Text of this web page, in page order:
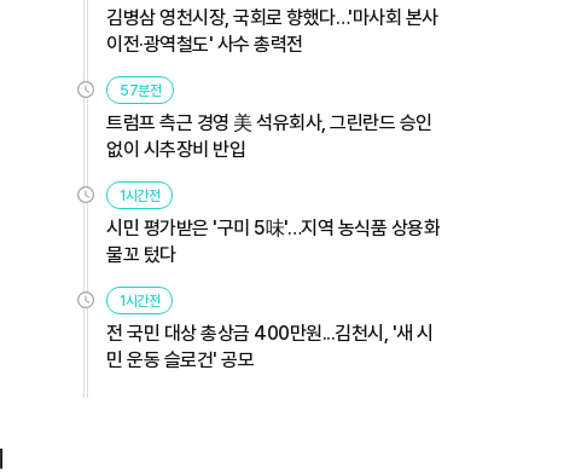
김병삼 영천시장, 국회로 향했다…'마사회 본사
이전·광역철도' 사수 총력전
57분전
트럼프 측근 경영 美 석유회사, 그린란드 승인
없이 시추장비 반입
1시간전
시민 평가받은 '구미 5味'…지역 농식품 상용화
물꼬 텄다
1시간전
전 국민 대상 총상금 400만원...김천시, '새 시
민 운동 슬로건' 공모